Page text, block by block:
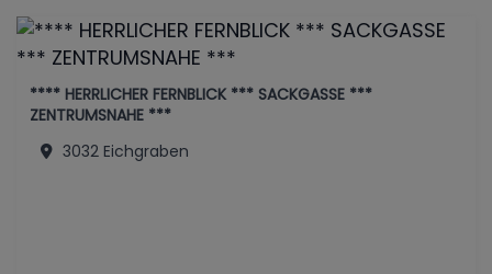
**** HERRLICHER FERNBLICK *** SACKGASSE ***
ZENTRUMSNAHE ***
3032 Eichgraben